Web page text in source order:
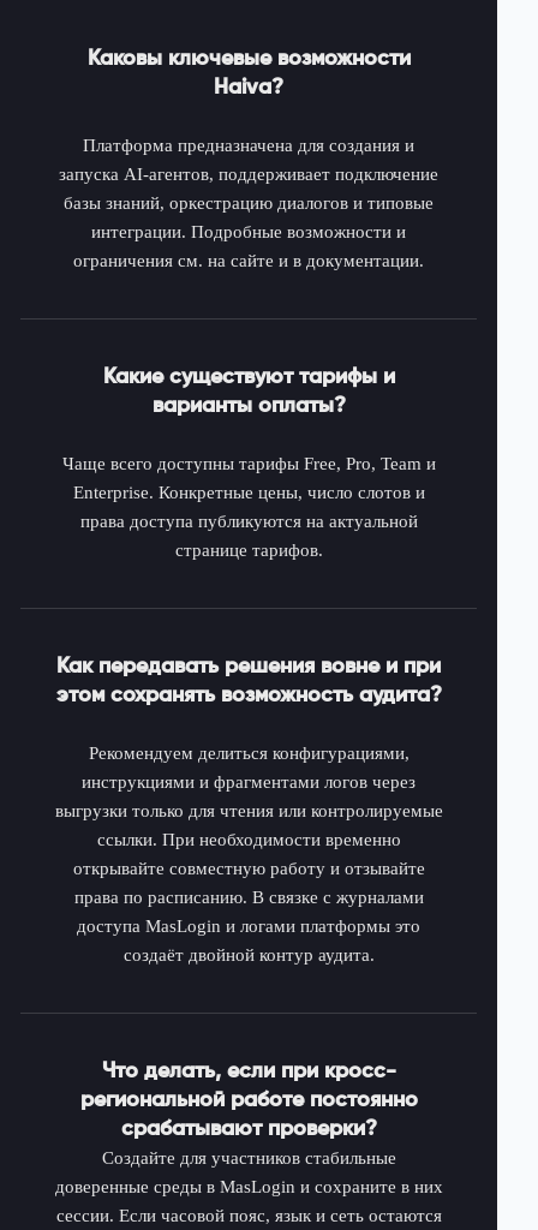
Каковы ключевые возможности
Haiva?
Платформа предназначена для создания и
запуска AI-агентов, поддерживает подключение
базы знаний, оркестрацию диалогов и типовые
интеграции. Подробные возможности и
ограничения см. на сайте и в документации.
Какие существуют тарифы и
варианты оплаты?
Чаще всего доступны тарифы Free, Pro, Team и
Enterprise. Конкретные цены, число слотов и
права доступа публикуются на актуальной
странице тарифов.
Как передавать решения вовне и при
этом сохранять возможность аудита?
Рекомендуем делиться конфигурациями,
инструкциями и фрагментами логов через
выгрузки только для чтения или контролируемые
ссылки. При необходимости временно
открывайте совместную работу и отзывайте
права по расписанию. В связке с журналами
доступа MasLogin и логами платформы это
создаёт двойной контур аудита.
Что делать, если при кросс-
региональной работе постоянно
срабатывают проверки?
Создайте для участников стабильные
доверенные среды в MasLogin и сохраните в них
сессии. Если часовой пояс, язык и сеть остаются